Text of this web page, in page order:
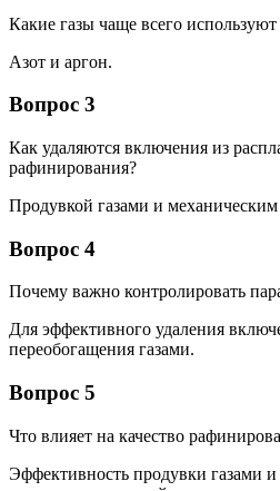
Какие газы чаще всего
Азот и аргон.
Вопрос 3
Как удаляются включения из
рафинирования?
Продувкой газами и
Вопрос 4
Почему важно контролировать
Для эффективного удаления
переобогащения газами.
Вопрос 5
Что влияет на качество
Эффективность продувки газами и